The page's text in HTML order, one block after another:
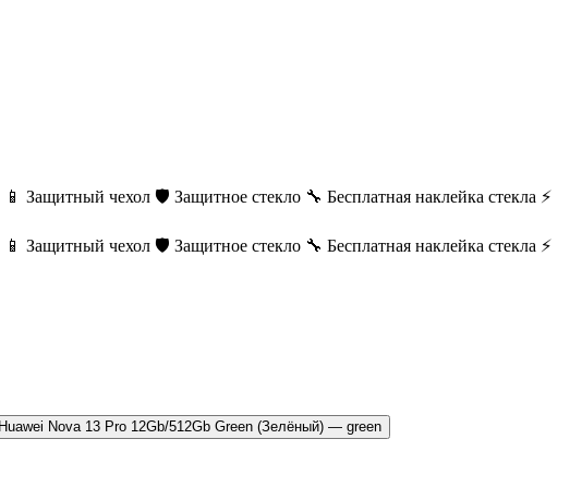
📱 Защитный чехол 🛡️ Защитное стекло 🔧 Бесплатная наклейка стекла ⚡
📱 Защитный чехол 🛡️ Защитное стекло 🔧 Бесплатная наклейка стекла ⚡